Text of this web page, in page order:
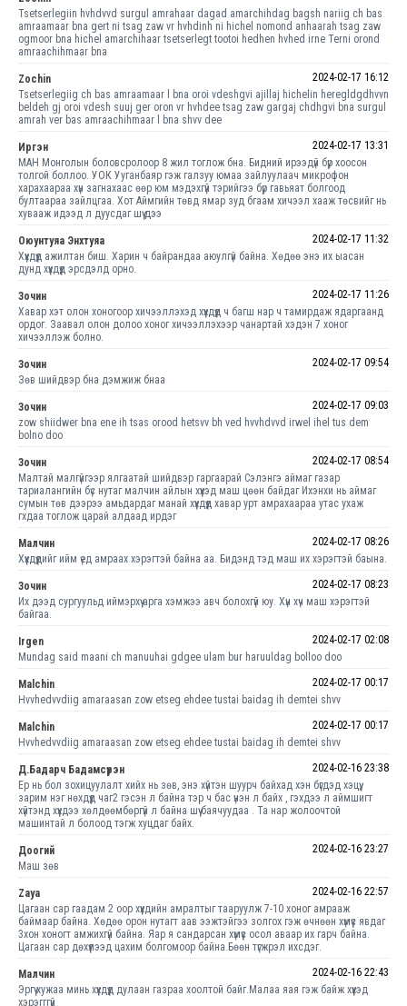
Tsetserlegiin hvhdvvd surgul amrahaar dagad amarchihdag bagsh nariig ch bas
amraamaar bna gert ni tsag zaw vr hvhdinh ni hichel nomond anhaarah tsag zaw
ogmoor bna hichel amarchihaar tsetserlegt tootoi hedhen hvhed irne Terni orond
amraachihmaar bna
Zochin
2024-02-17 16:12
Tsetserlegiig ch bas amraamaar l bna oroi vdeshgvi ajillaj hichelin heregldgdhvvn
beldeh gj oroi vdesh suuj ger oron vr hvhdee tsag zaw gargaj chdhgvi bna surgul
amrah ver bas amraachihmaar l bna shvv dee
Иргэн
2024-02-17 13:31
МАН Монголын боловсролоор 8 жил тоглож бна. Бидний ирээдүй бүр хоосон
толгой боллоо. УОК Ууганбаяр гэж галзуу юмаа зайлуулаач микрофон
харахаараа хүн загнахаас өөр юм мэдэхгүй тэрийгээ бүр гавьяат болгоод
бултаараа зайлцгаа. Хот Аймгийн төвд ямар зуд бгаам хичээл хааж төсвийг нь
хувааж идээд л дуусдаг шүү дээ
Оюунтуяа Энхтуяа
2024-02-17 11:32
Хүүхдүүд ажилтан биш. Харин ч байрандаа аюулгүй байна. Хөдөө энэ их ыасан
дунд хүүхдүүд эрсдэлд орно.
Зочин
2024-02-17 11:26
Хавар хэт олон хоногоор хичээллэхэд хүүхдүүд ч багш нар ч тамирдаж ядаргаанд
ордог. Заавал олон долоо хоног хичээллэхээр чанартай хэдэн 7 хоног
хичээллэж болно.
Зочин
2024-02-17 09:54
Зөв шийдвэр бна дэмжиж бнаа
Зочин
2024-02-17 09:03
zow shiidwer bna ene ih tsas orood hetsvv bh ved hvvhdvvd irwel ihel tus dem
bolno doo
Зочин
2024-02-17 08:54
Малтай малгүйгээр ялгаатай шийдвэр гаргаарай Сэлэнгэ аймаг газар
тариалангийн бүс нутаг малчин айлын хүүхэд маш цөөн байдаг Ихэнхи нь аймаг
сумын төв дээрээ амьдардаг манай хүүхдүүд хавар урт амрахаараа утас ухаж
гхдаа тоглож царай алдаад ирдэг
Малчин
2024-02-17 08:26
Хүүхдүүдийг ийм үед амраах хэрэгтэй байна аа. Бидэнд тэд маш их хэрэгтэй баына.
Зочин
2024-02-17 08:23
Их дээд сургуульд иймэрхүү арга хэмжээ авч болохгүй юу. Хүн хүч маш хэрэгтэй
байгаа.
Irgen
2024-02-17 02:08
Mundag said maani ch manuuhai gdgee ulam bur haruuldag bolloo doo
Malchin
2024-02-17 00:17
Hvvhedvvdiig amaraasan zow etseg ehdee tustai baidag ih demtei shvv
Malchin
2024-02-17 00:17
Hvvhedvvdiig amaraasan zow etseg ehdee tustai baidag ih demtei shvv
Д.Бадарч Бадамсүрэн
2024-02-16 23:38
Ер нь бол зохицуулалт хийх нь зөв, энэ хүйтэн шуурч байхад хэн бүгдэд хэцүү,
зарим нэг нөхдүүд чаг2 гэсэн л байна тэр ч бас үнэн л байх , гэхдээ л аймшигт
хүйтэнд хүүхдээ хөлдөөмбөргүй л байна шүү баячуудаа . Та нар жолоочтой
машинтай л болоод тэгж хуцдаг байх.
Доогий
2024-02-16 23:27
Маш зөв
Zaya
2024-02-16 22:57
Цагаан сар гаадам 2 оор хүүхдийн амралтыг тааруулж 7-10 хоног амрааж
баймаар байна. Хөдөө орон нутагт аав ээжтэйгээ золгох гэж өчнөөн хүмүүс явдаг
3хон хоногт амжихгүй байна. Яар я сандарсан хүмүүс осол аваар их гарч байна.
Цагаан сар дөхүүлээд цахим болгомоор байна.Бөөн түгжрэл ихсдэг.
Малчин
2024-02-16 22:43
Эргүү хужаа минь хүүхдүүд дулаан газраа хоолтой байг.Малаа яая гэж байж хүүхэд
хэрэгггүй